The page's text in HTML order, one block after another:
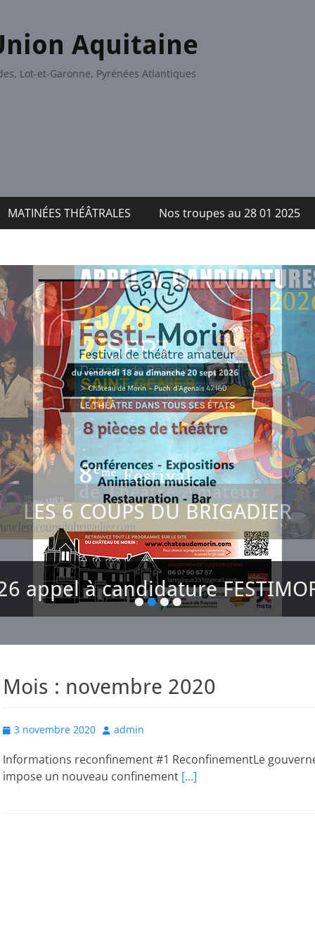
Aquitaine
Lot-et-Garonne, Pyrénées Atlantiques
MATINÉES THÉÂTRALES Nos troupes au 28 01 2025
••••
LES 6 COUPS DU BRIGADIER
appel à candidature
Mois : novembre 2020
Posted
3 novembre 2020 Author
admin
Informations reconfinement #1 ReconfinementLe
impose un nouveau confinement […]